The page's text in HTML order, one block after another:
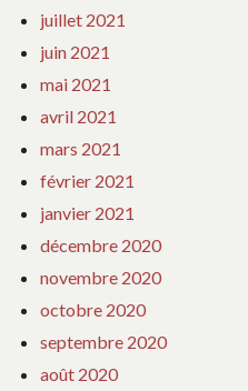
juillet 2021
juin 2021
mai 2021
avril 2021
mars 2021
février 2021
janvier 2021
décembre 2020
novembre 2020
octobre 2020
septembre 2020
août 2020